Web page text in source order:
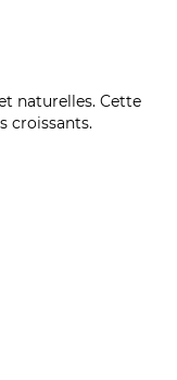
naturelles. Cette
croissants.